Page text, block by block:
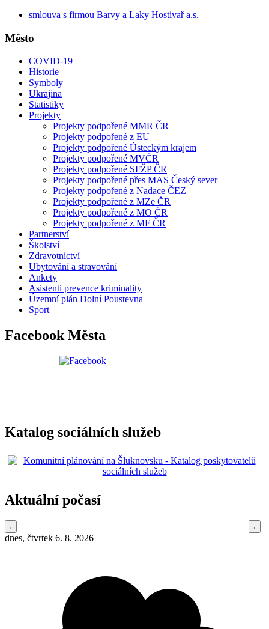
smlouva s firmou Barvy a Laky Hostivař a.s.
Město
COVID-19
Historie
Symboly
Ukrajina
Statistiky
Projekty
Projekty podpořené MMR ČR
Projekty podpořené z EU
Projekty podpořené Ústeckým krajem
Projekty podpořené MVČR
Projekty podpořené SFŽP ČR
Projekty podpořené přes MAS Český sever
Projekty podpořené z Nadace ČEZ
Projekty podpořené z MZe ČR
Projekty podpořené z MO ČR
Projekty podpořené z MF ČR
Partnerství
Školství
Zdravotnictví
Ubytování a stravování
Ankety
Asistenti prevence kriminality
Územní plán Dolní Poustevna
Sport
Facebook Města
Katalog sociálních služeb
Aktuální počasí
dnes, čtvrtek 6. 8. 2026